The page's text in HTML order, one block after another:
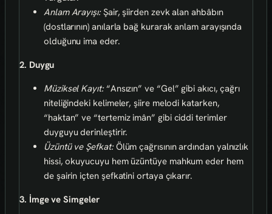
Anlam Arayışı:Şair, şiirden zevk alan ahbâbın
(dostlarının) anılarla bağ kurarak anlam arayışında
olduğunu ima eder.
2. Duygu
Müziksel Kayıt:“Ansızın” ve “Gel” gibi akıcı, çağrı
niteliğindeki kelimeler, şiire melodi katarken,
“haktan” ve “tertemiz imân” gibi ciddi terimler
duyguyu derinleştirir.
Üzüntü ve Şefkat:Ölüm çağrısının ardından yalnızlık
hissi, okuyucuyu hem üzüntüye mahkum eder hem
de şairin içten şefkatini ortaya çıkarır.
3. İmge ve Simgeler